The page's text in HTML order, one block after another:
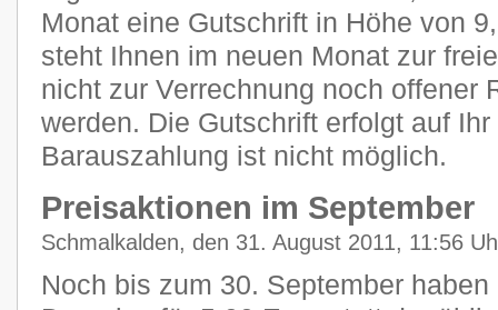
Monat eine Gutschrift in Höhe von
steht Ihnen im neuen Monat zur
nicht zur Verrechnung noch offener
werden. Die Gutschrift erfolgt auf
Barauszahlung ist nicht möglich.
Preisaktionen im September
Schmalkalden, den 31. August 2011, 11:56
Noch bis zum 30. September